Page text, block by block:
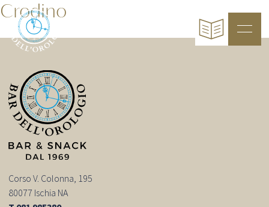
Crodino
Corso V. Colonna, 195
80077 Ischia NA